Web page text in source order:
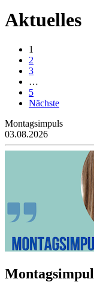
Aktuelles
1
2
3
…
5
Nächste
Montagsimpuls
03.08.2026